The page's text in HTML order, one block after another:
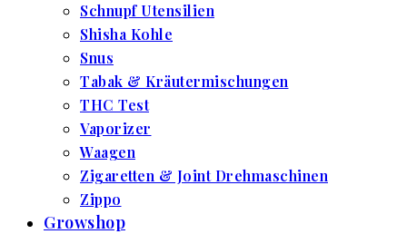
Schnupf Utensilien
Shisha Kohle
Snus
Tabak & Kräutermischungen
THC Test
Vaporizer
Waagen
Zigaretten & Joint Drehmaschinen
Zippo
Growshop